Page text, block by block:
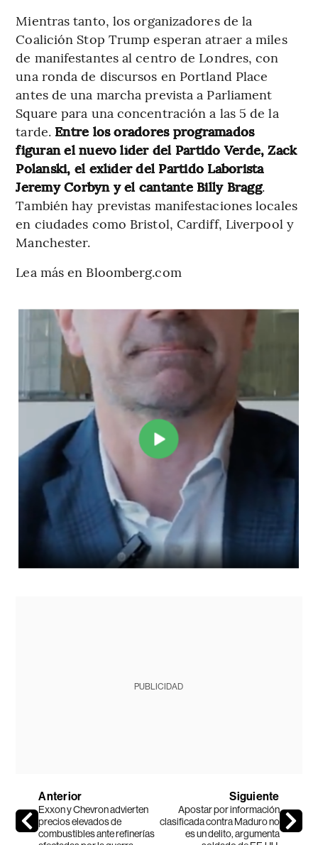
Mientras tanto, los organizadores de la
Coalición Stop Trump esperan atraer a miles
de manifestantes al centro de Londres, con
una ronda de discursos en Portland Place
antes de una marcha prevista a Parliament
Square para una concentración a las 5 de la
tarde. Entre los oradores programados
figuran el nuevo líder del Partido Verde, Zack
Polanski, el exlíder del Partido Laborista
Jeremy Corbyn y el cantante Billy Bragg.
También hay previstas manifestaciones locales
en ciudades como Bristol, Cardiff, Liverpool y
Manchester.
Lea más en Bloomberg.com
PUBLICIDAD
Anterior
Exxon y Chevron advierten
precios elevados de
combustibles ante refinerías
Siguiente
Apostar por información
clasificada contra Maduro no
es un delito, argumenta